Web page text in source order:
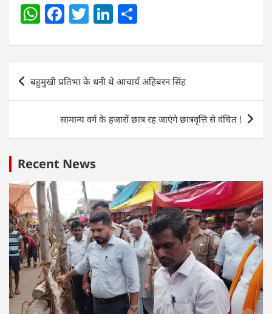
W
at
s
A
F
c
e
b
o
o
T
itt
er
Li
k
e
dI
n
ar
e
Post
navigation
बहुमुखी प्रतिभा के धनी थे आचार्य अहिबरन सिंह
सामान्य वर्ग के हजारों छात्र रह जाएंगे छात्रवृत्ति से वंचित !
Recent News